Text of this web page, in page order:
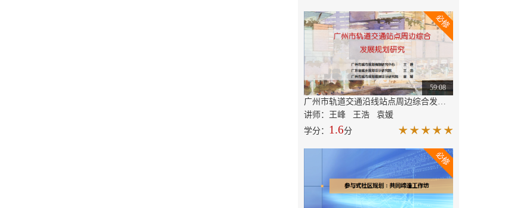
59:08
讲师：王峰 王浩 袁媛
学分： 1.6分